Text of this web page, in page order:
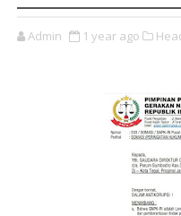
Admin 1 year ago